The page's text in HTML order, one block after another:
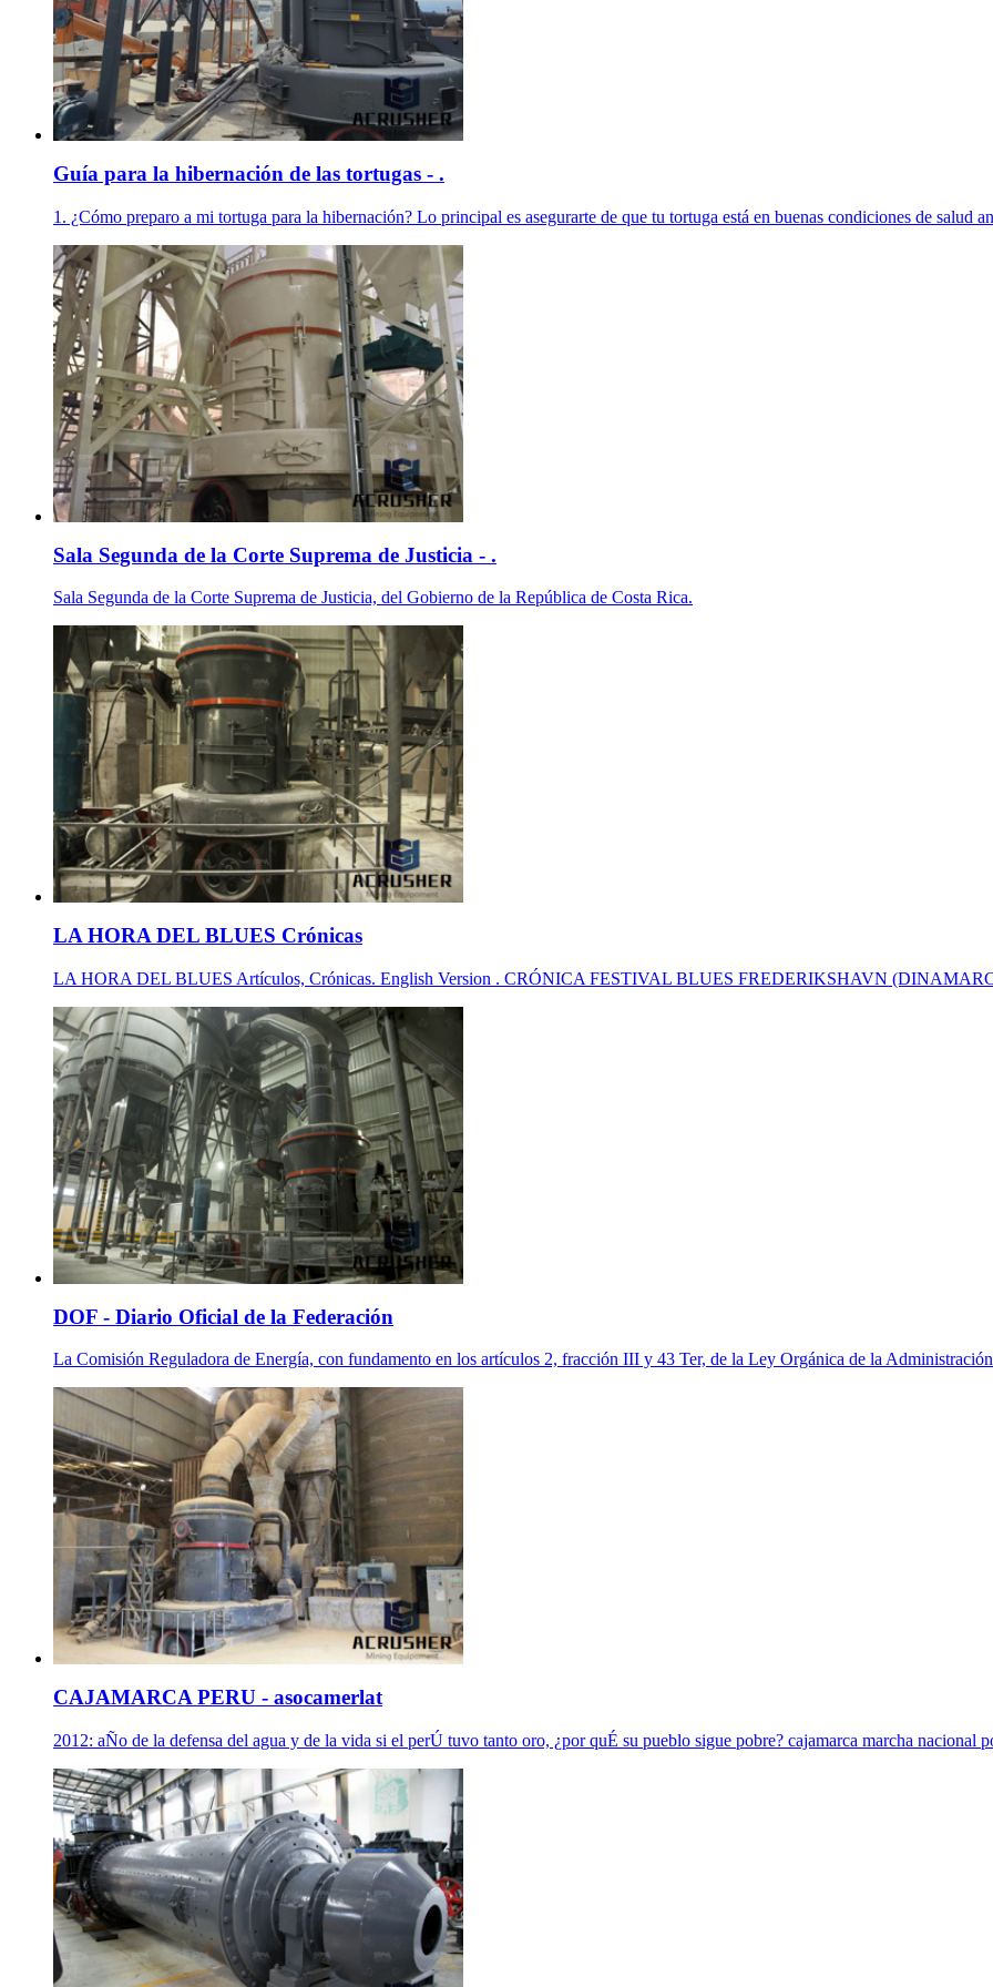
Guía para la hibernación de las tortugas - .
1. ¿Cómo preparo a mi tortuga para la hibernación? Lo principal es asegurarte de que tu tortuga está en buenas condiciones de salud
Sala Segunda de la Corte Suprema de Justicia - .
Sala Segunda de la Corte Suprema de Justicia, del Gobierno de la República de Costa Rica.
LA HORA DEL BLUES Crónicas
LA HORA DEL BLUES Artículos, Crónicas. English Version . CRÓNICA FESTIVAL BLUES FREDERIKSHAVN
DOF - Diario Oficial de la Federación
La Comisión Reguladora de Energía, con fundamento en los artículos 2, fracción III y 43 Ter, de la Ley Orgánica de la
CAJAMARCA PERU - asocamerlat
2012: aÑo de la defensa del agua y de la vida si el perÚ tuvo tanto oro, ¿por quÉ su pueblo sigue pobre? cajamarca marcha nacional